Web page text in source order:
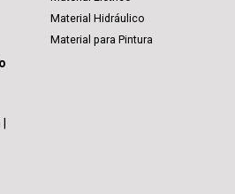
Material Elétrico
Material Hidráulico